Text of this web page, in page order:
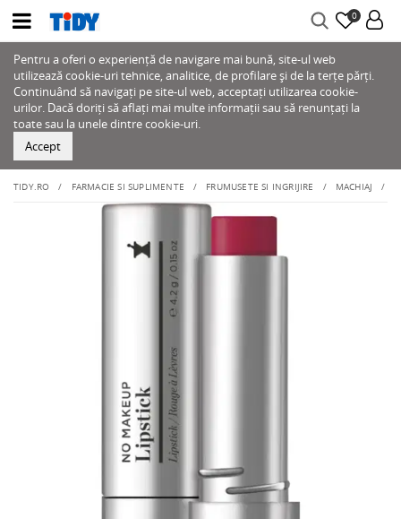
0
Pentru a oferi o experiență de navigare mai bună, site-ul web
utilizează cookie-uri tehnice, analitice, de profilare și de la terțe părți.
Continuând să navigați pe site-ul web, acceptați utilizarea cookie-
urilor. Dacă doriți să aflați mai multe informații sau să renunțați la
toate sau la unele dintre cookie-uri.
Accept
TIDY.RO FARMACIE SI SUPLIMENTE FRUMUSETE SI INGRIJIRE MACHIAJ